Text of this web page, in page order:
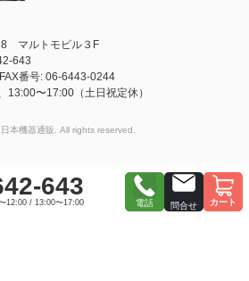
643
12:00 / 13:00〜17:00 電話 問合せ カート
8 マルトモビル３F
643
番号: 06-6443-0244
13:00〜17:00（土日祝定休）
本機器通販. All rights reserved.